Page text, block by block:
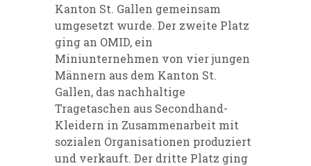
Kanton St. Gallen gemeinsam
umgesetzt wurde. Der zweite Platz
ging an OMID, ein
Miniunternehmen von vier jungen
Männern aus dem Kanton St.
Gallen, das nachhaltige
Tragetaschen aus Secondhand-
Kleidern in Zusammenarbeit mit
sozialen Organisationen produziert
und verkauft. Der dritte Platz ging